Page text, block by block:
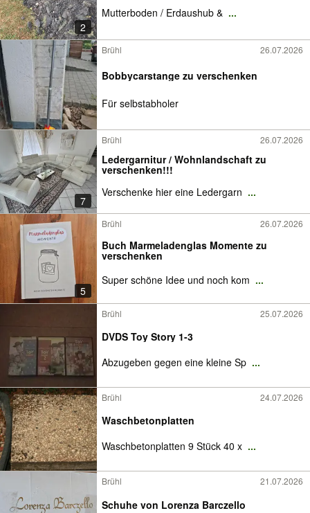
2
Mutterboden / Erdaushub & ...
Brühl 26.07.2026
Bobbycarstange zu verschenken
Für selbstabholer
7
Brühl 26.07.2026
Ledergarnitur / Wohnlandschaft zu
verschenken!!!
Verschenke hier eine Ledergarn ...
5
Brühl 26.07.2026
Buch Marmeladenglas Momente zu
verschenken
Super schöne Idee und noch kom ...
Brühl 25.07.2026
DVDS Toy Story 1-3
Abzugeben gegen eine kleine Sp ...
Brühl 24.07.2026
Waschbetonplatten
Waschbetonplatten 9 Stück 40 x ...
Brühl 21.07.2026
Schuhe von Lorenza Barczello